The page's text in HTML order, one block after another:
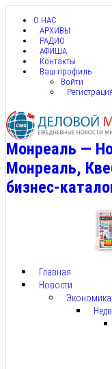
О НАС
АРХИВЫ
РАДИО
АФИША
Контакты
Ваш профиль
Войти
Монреаль —
Монреаль,
бизнес-
Главная
Новости
Экономика